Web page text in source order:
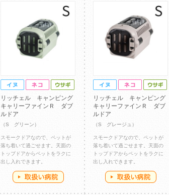
リッチェル キャンピング
キャリーファインＲ ダブ
ルドア
（S グリーン）
スモークドアなので、ペットが
落ち着いて過ごせます。天面の
トップドアからペットをラクに
出し入れできます。
リッチェル キャンピング
キャリーファインＲ ダブ
ルドア
（S グレージュ）
スモークドアなので、ペットが
落ち着いて過ごせます。天面の
トップドアからペットをラクに
出し入れできます。